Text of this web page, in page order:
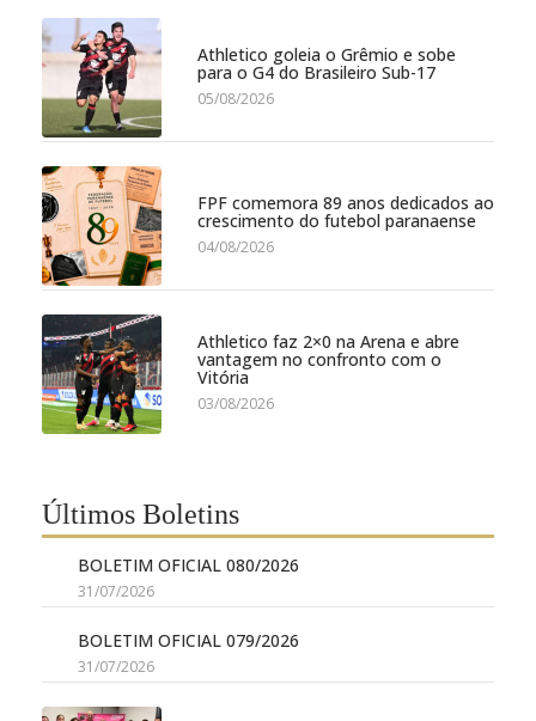
Athletico goleia o Grêmio e sobe
para o G4 do Brasileiro Sub-17
05/08/2026
FPF comemora 89 anos dedicados ao
crescimento do futebol paranaense
04/08/2026
Athletico faz 2×0 na Arena e abre
vantagem no confronto com o
Vitória
03/08/2026
Últimos Boletins
BOLETIM OFICIAL 080/2026
31/07/2026
BOLETIM OFICIAL 079/2026
31/07/2026